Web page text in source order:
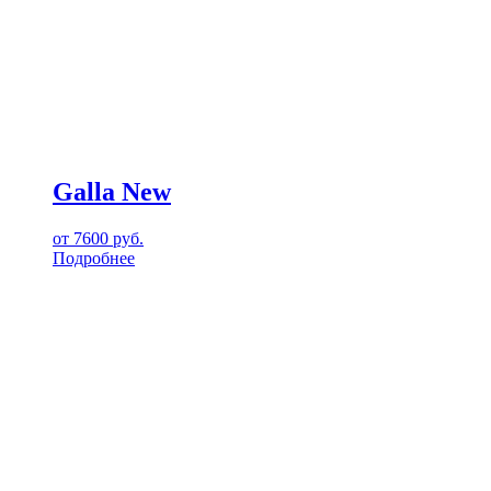
Galla New
от 7600 руб.
Подробнее